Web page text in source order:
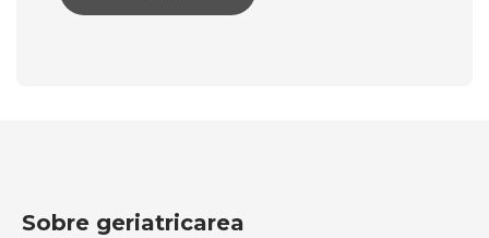
Sobre geriatricarea